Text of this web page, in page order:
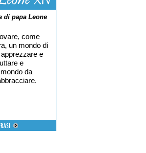
di papa Leone
come
un mondo di
e
e
da